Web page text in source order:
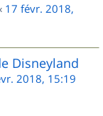
17 févr. 2018,
Disneyland
2018, 15:19